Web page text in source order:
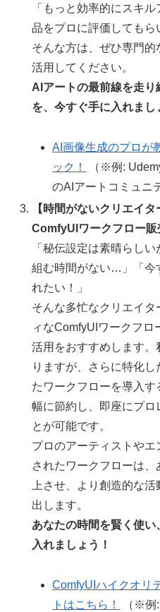
「もっと効率的にスキ
品をプロに評価してもら
そんな方は、ぜひ専門
活用してください。
AIアートの最前線を走
を、今すぐ手に入れまし
AI画像生成のプロが
ック！
（※例:
のAIアートコミュニ
【時間がないクリエイ
ComfyUIワークフロー販
「秘伝設定は素晴らし
組む時間がない…」「今
れたい！」
そんな多忙なクリエイ
ィなComfyUIワークフ
活用をおすすめします
りますが、さらに特化
たワークフローを導入
幅に節約し、即座にプロ
とが可能です。
プロのアーティストや
されたワークフローは
上させ、より創造的な
出します。
あなたの時間を賢く使
入れましょう！
ComfyUIハイクオリ
トはこちら！
（※例